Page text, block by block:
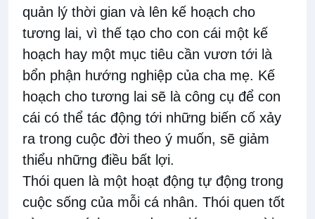
quản lý thời gian và lên kế hoạch cho
tương lai, vì thế tạo cho con cái một kế
hoạch hay một mục tiêu cần vươn tới là
bổn phận hướng nghiệp của cha mẹ. Kế
hoạch cho tương lai sẽ là công cụ để con
cái có thể tác động tới những biến cố xảy
ra trong cuộc đời theo ý muốn, sẽ giảm
thiểu những điều bất lợi.
Thói quen là một hoạt động tự động trong
cuộc sống của mỗi cá nhân. Thói quen tốt